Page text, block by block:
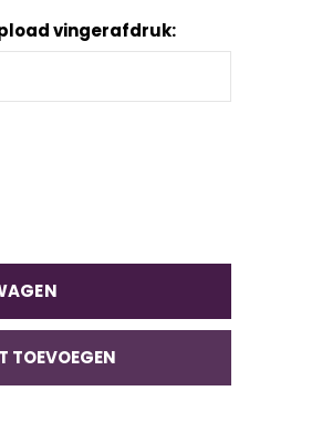
vingerafdruk:
TOEVOEGEN